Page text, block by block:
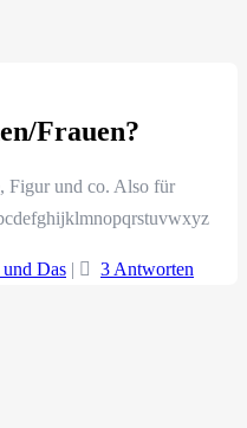
Frauen?
Figur und co. Also für
Das | 3 Antworten